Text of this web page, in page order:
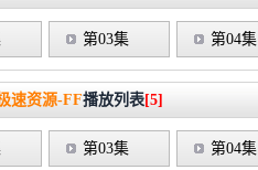
第03集 第04集
速资源-FF播放列表[5]
第03集 第04集